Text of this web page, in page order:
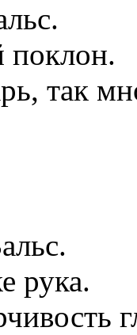
рука.